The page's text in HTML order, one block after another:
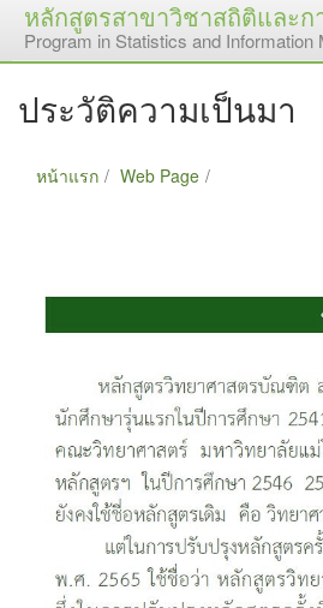
หลักสูตรสาขาวิชาสถิติและ
Program in Statistics and
ประวัติความเป็นมา
หน้าแรก Web Page